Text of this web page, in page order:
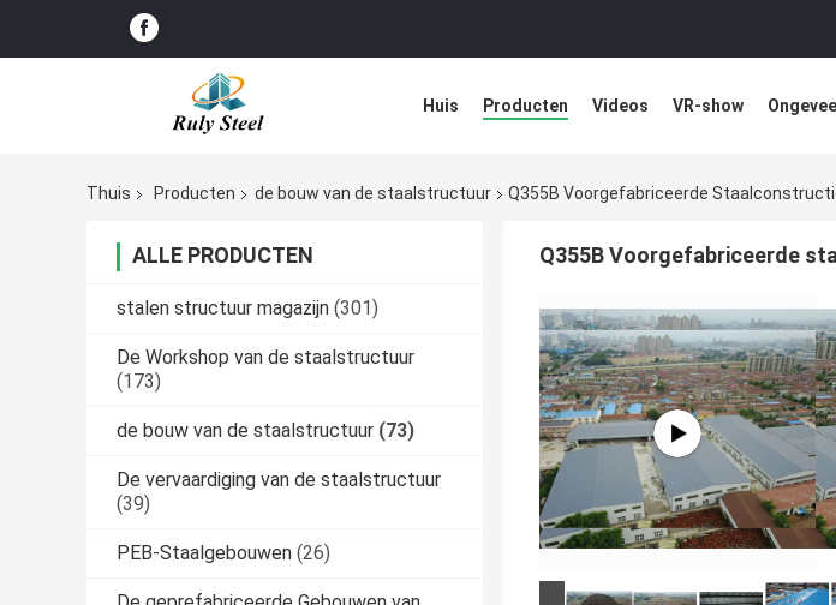
Huis Producten Videos VR-show
Thuis
Producten de bouw van de staalstructuur Q355B Voorgefabriceerde
ALLE PRODUCTEN
stalen structuur magazijn (301)
De Workshop van de staalstructuur
(173)
de bouw van de staalstructuur (73)
De vervaardiging van de staalstructuur
(39)
PEB-Staalgebouwen (26)
Q355B Voorgefabriceerde